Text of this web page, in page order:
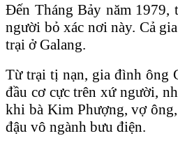
Đến Tháng Bảy năm 1979,
người bỏ xác nơi này. Cả
trại ở Galang.
Từ trại tị nạn, gia đình ông
đầu cơ cực trên xứ người,
khi bà Kim Phượng, vợ
đậu vô ngành bưu điện.